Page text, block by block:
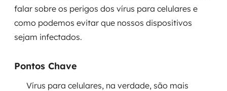
Governança de dados
Modernização de aplicações
Modernização tecnológica
falar sobre os perigos dos vírus para celulares e
como podemos evitar que nossos dispositivos
sejam infectados.
Pontos Chave
Vírus para celulares, na verdade, são mais